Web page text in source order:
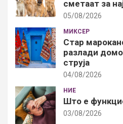
сметаат за
05/08/2026
МИКСЕР
Стар
разлади
струја
04/08/2026
НИЕ
Што е
03/08/2026